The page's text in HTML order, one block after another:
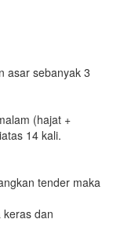
asar sebanyak 3
(hajat +
14 kali.
tender maka
dan